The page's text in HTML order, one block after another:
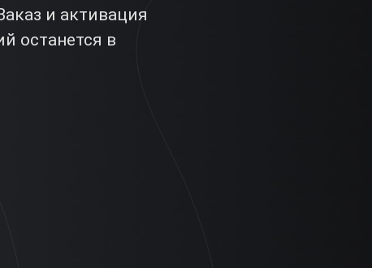
и активация
останется в